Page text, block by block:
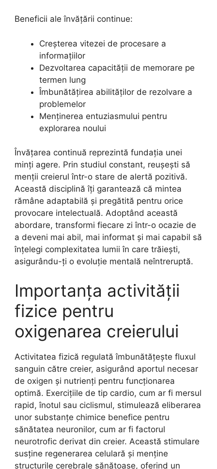
Beneficii ale învățării continue:
Creșterea vitezei de procesare a
informațiilor
Dezvoltarea capacității de memorare pe
termen lung
Îmbunătățirea abilităților de rezolvare a
problemelor
Menținerea entuziasmului pentru
explorarea noului
Învățarea continuă reprezintă fundația unei
minți agere. Prin studiul constant, reușești să
menții creierul într-o stare de alertă pozitivă.
Această disciplină îți garantează că mintea
rămâne adaptabilă și pregătită pentru orice
provocare intelectuală. Adoptând această
abordare, transformi fiecare zi într-o ocazie de
a deveni mai abil, mai informat și mai capabil să
înțelegi complexitatea lumii în care trăiești,
asigurându-ți o evoluție mentală neîntreruptă.
Importanța activității
fizice pentru
oxigenarea creierului
Activitatea fizică regulată îmbunătățește fluxul
sanguin către creier, asigurând aportul necesar
de oxigen și nutrienți pentru funcționarea
optimă. Exercițiile de tip cardio, cum ar fi mersul
rapid, înotul sau ciclismul, stimulează eliberarea
unor substanțe chimice benefice pentru
sănătatea neuronilor, cum ar fi factorul
neurotrofic derivat din creier. Această stimulare
susține regenerarea celulară și menține
structurile cerebrale sănătoase, oferind un